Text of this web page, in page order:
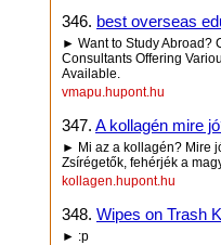
346. best overseas
► Want to Study Abroad?
Consultants Offering
Available.
vmapu.hupont.hu
347. A kollagén mire
► Mi az a kollagén? Mire
Zsírégetők, fehérjék a
kollagen.hupont.hu
348. Wipes on Trash
► :p